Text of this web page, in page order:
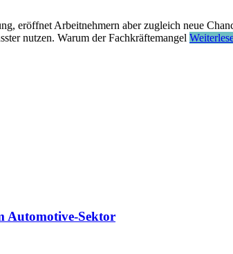
eröffnet Arbeitnehmern aber zugleich neue
nutzen.​ Warum der Fachkräftemangel
Automotive-Sektor